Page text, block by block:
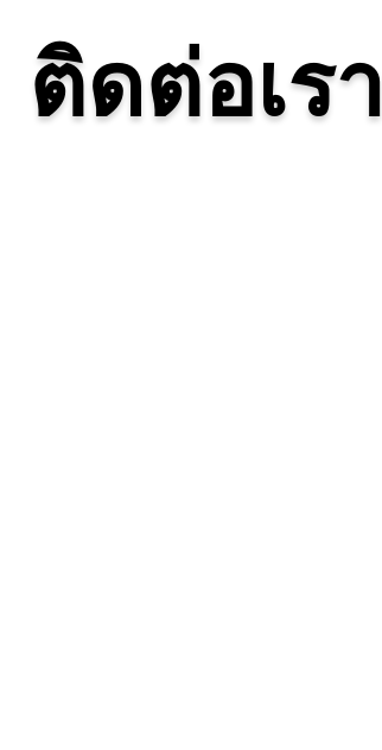
ติดต่อเรา